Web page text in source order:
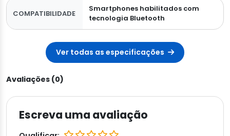
COMPATIBILIDADE
Smartphones habilitados com
tecnologia Bluetooth
Ver todas as especificações
Avaliações (0)
Escreva uma avaliação